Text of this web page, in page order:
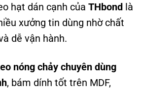
hạt dán cạnh của THbond là
xưởng tin dùng nhờ chất
dễ vận hành.
nóng chảy chuyên dùng
, bám dính tốt trên MDF,